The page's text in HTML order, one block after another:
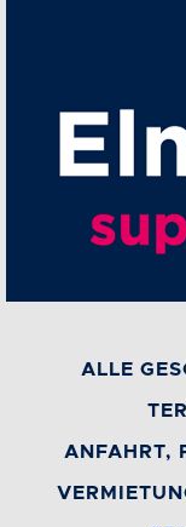
ALLE
ANFAHRT,